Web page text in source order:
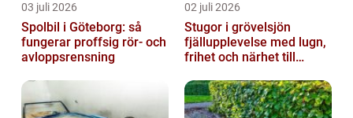
03 juli 2026
Spolbil i Göteborg: så
fungerar proffsig rör- och
avloppsrensning
02 juli 2026
Stugor i grövelsjön
fjällupplevelse med lugn,
frihet och närhet till